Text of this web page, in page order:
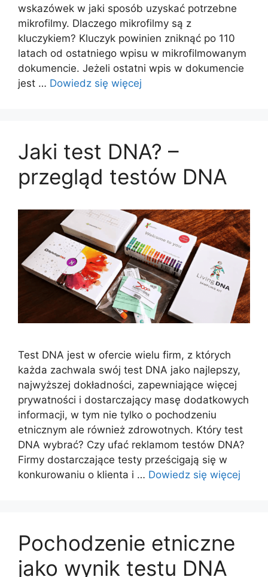
wskazówek w jaki sposób uzyskać potrzebne
mikrofilmy. Dlaczego mikrofilmy są z
kluczykiem? Kluczyk powinien zniknąć po 110
latach od ostatniego wpisu w mikrofilmowanym
dokumencie. Jeżeli ostatni wpis w dokumencie
jest … Dowiedz się więcej
Jaki test DNA? –
przegląd testów DNA
Test DNA jest w ofercie wielu firm, z których
każda zachwala swój test DNA jako najlepszy,
najwyższej dokładności, zapewniające więcej
prywatności i dostarczający masę dodatkowych
informacji, w tym nie tylko o pochodzeniu
etnicznym ale również zdrowotnych. Który test
DNA wybrać? Czy ufać reklamom testów DNA?
Firmy dostarczające testy prześcigają się w
konkurowaniu o klienta i … Dowiedz się więcej
Pochodzenie etniczne
jako wynik testu DNA